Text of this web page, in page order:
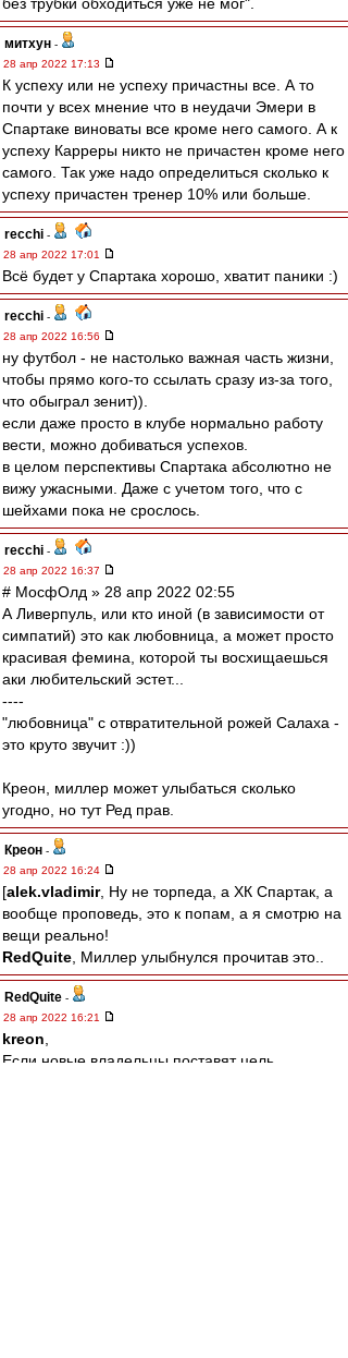
митхун -
28 апр 2022 17:13
К успеху или не успеху причастны все. А то
почти у всех мнение что в неудачи Эмери в
Спартаке виноваты все кроме него самого. А к
успеху Карреры никто не причастен кроме него
самого. Так уже надо определиться сколько к
успеху причастен тренер 10% или больше.
recchi -
28 апр 2022 17:01
Всё будет у Спартака хорошо, хватит паники :)
recchi -
28 апр 2022 16:56
ну футбол - не настолько важная часть жизни,
чтобы прямо кого-то ссылать сразу из-за того,
что обыграл зенит)).
если даже просто в клубе нормально работу
вести, можно добиваться успехов.
в целом перспективы Спартака абсолютно не
вижу ужасными. Даже с учетом того, что с
шейхами пока не срослось.
recchi -
28 апр 2022 16:37
# МосфОлд » 28 апр 2022 02:55
А Ливерпуль, или кто иной (в зависимости от
симпатий) это как любовница, а может просто
красивая фемина, которой ты восхищаешься
аки любительский эстет...
----
"любовница" с отвратительной рожей Салаха -
это круто звучит :))
Креон, миллер может улыбаться сколько
угодно, но тут Ред прав.
Креон -
28 апр 2022 16:24
[alek.vladimir, Ну не торпеда, а ХК Спартак, а
вообще проповедь, это к попам, а я смотрю на
вещи реально!
RedQuite , Миллер улыбнулся прочитав это..
RedQuite -
28 апр 2022 16:21
kreon
Если новые владельцы поставят цель